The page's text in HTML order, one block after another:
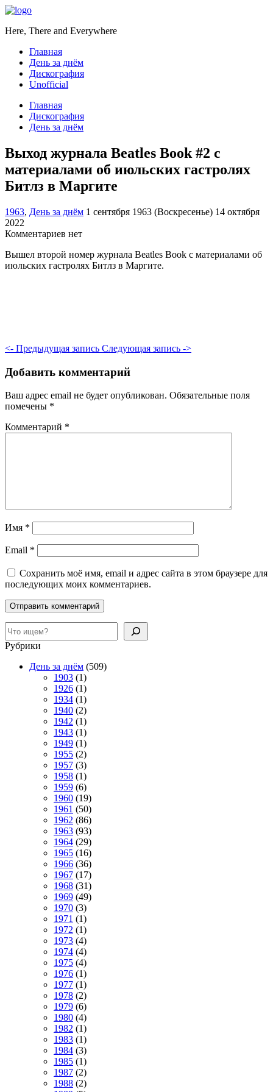
Here, There and Everywhere
Главная
День за днём
Дискография
Unofficial
Главная
Дискография
День за днём
Выход журнала Beatles Book #2 с
материалами об июльских гастролях
Битлз в Маргите
1963, День за днём 1 сентября 1963 (Воскресенье) 14 октября
2022
Комментариев нет
Вышел второй номер журнала Beatles Book с материалами об
июльских гастролях Битлз в Маргите.
<- Предыдущая запись Следующая запись ->
Добавить комментарий
Ваш адрес email не будет опубликован. Обязательные поля
помечены *
Комментарий *
Имя *
Email *
Сохранить моё имя, email и адрес сайта в этом браузере для
последующих моих комментариев.
Поиск
Рубрики
День за днём (509)
1903 (1)
1926 (1)
1934 (1)
1940 (2)
1942 (1)
1943 (1)
1949 (1)
1955 (2)
1957 (3)
1958 (1)
1959 (6)
1960 (19)
1961 (50)
1962 (86)
1963 (93)
1964 (29)
1965 (16)
1966 (36)
1967 (17)
1968 (31)
1969 (49)
1970 (3)
1971 (1)
1972 (1)
1973 (4)
1974 (4)
1975 (4)
1976 (1)
1977 (1)
1978 (2)
1979 (6)
1980 (4)
1982 (1)
1983 (1)
1984 (3)
1985 (1)
1987 (2)
1988 (2)